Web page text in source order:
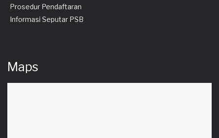
Prosedur Pendaftaran
Informasi Seputar PSB
Maps